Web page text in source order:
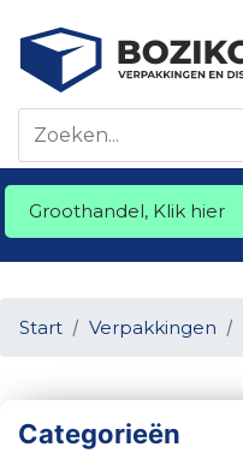
Groothandel, Klik hier
Start Verpakkingen
Categorieën